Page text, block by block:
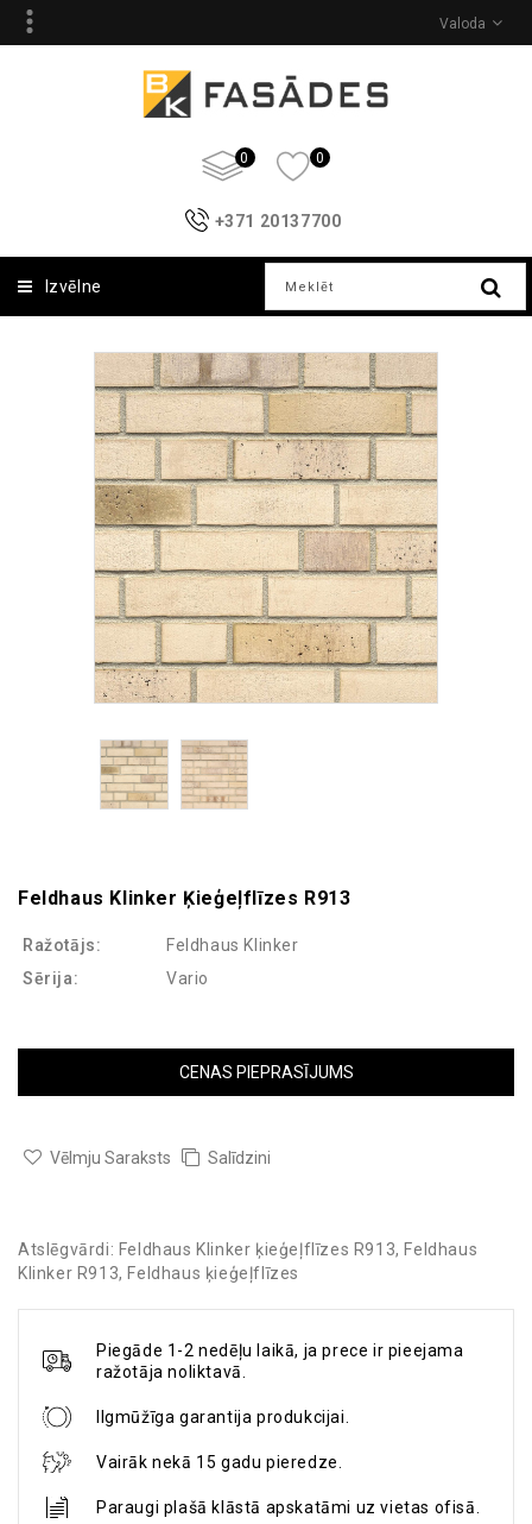
Valoda
0 0
+371 20137700
Izvēlne
Feldhaus Klinker Ķieģeļflīzes R913
Ražotājs:
Feldhaus Klinker
Sērija:
Vario
CENAS PIEPRASĪJUMS
Vēlmju Saraksts Salīdzini
Atslēgvārdi: Feldhaus Klinker ķieģeļflīzes R913, Feldhaus
Klinker R913, Feldhaus ķieģeļflīzes
Piegāde 1-2 nedēļu laikā, ja prece ir pieejama
ražotāja noliktavā.
Ilgmūžīga garantija produkcijai.
Vairāk nekā 15 gadu pieredze.
Paraugi plašā klāstā apskatāmi uz vietas ofisā.